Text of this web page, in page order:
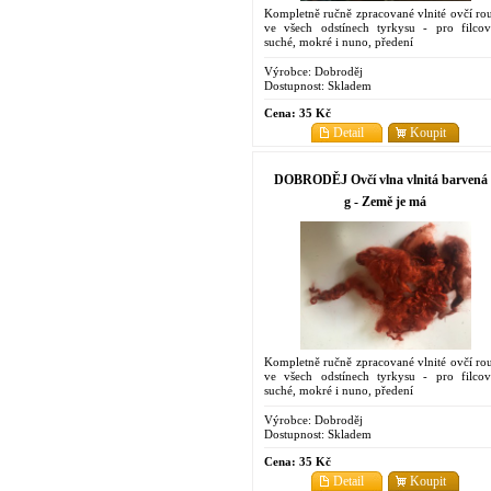
Kompletně ručně zpracované vlnité ovčí
ve všech odstínech tyrkysu - pro
suché, mokré i nuno, předení
Výrobce: Dobroděj
Dostupnost: Skladem
Cena: 35 Kč
Koupit
Detail
DOBRODĚJ Ovčí vlna vlnitá barvená
g - Země je má
Kompletně ručně zpracované vlnité ovčí
ve všech odstínech tyrkysu - pro
suché, mokré i nuno, předení
Výrobce: Dobroděj
Dostupnost: Skladem
Cena: 35 Kč
Koupit
Detail